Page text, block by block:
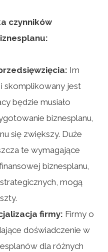
czynników
Im
skomplikowany jest
będzie musiało
biznesplanu,
się zwiększy. Duże
te wymagające
biznesplanu,
mogą
firmy: Firmy o
doświadczenie w
dla różnych